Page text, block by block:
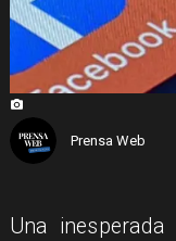
Prensa Web
Una inesperada